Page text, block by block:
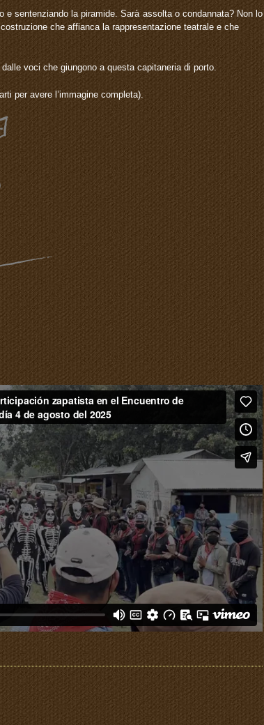
e sentenziando la piramide. Sarà assolta o condannata? Non lo
che affianca la rappresentazione teatrale e che
voci che giungono a questa capitaneria di porto.
per avere l’immagine completa).